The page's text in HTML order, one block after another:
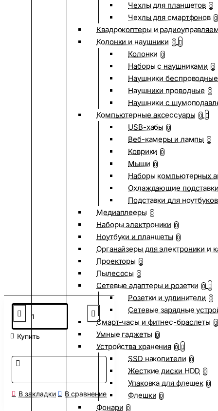
Чехлы для планшетов 0
Чехлы для смартфонов 0
Квадрокоптеры и
Колонки и наушники 0
Колонки 0
Наборы с наушниками 0
Наушники беспроводные
Наушники проводные 0
Наушники с
Компьютерные аксессуары 0
USB-хабы 0
Веб-камеры и лампы 0
Коврики 0
Мыши 0
Наборы компьютерных
Охлаждающие
Подставки для ноутбуков
Медиаплееры 0
Наборы электроники 0
Ноутбуки и планшеты 0
Органайзеры для электроники и
Проекторы 0
Пылесосы 0
Сетевые адаптеры и розетки 0
Розетки и удлинители 0
Сетевые зарядные
Смарт-часы и фитнес-браслеты 0
Умные гаджеты 0
Устройства хранения 0
SSD накопители 0
Жесткие диски HDD 0
Упаковка для флешек 0
Флешки 0
Фонари 0
Купить
В закладки В сравнение